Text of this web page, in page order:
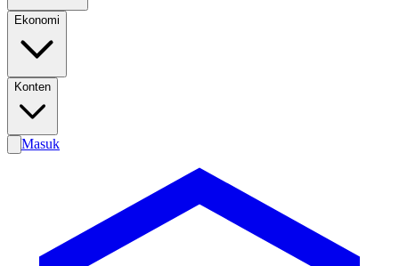
Ekonomi
Konten
Masuk